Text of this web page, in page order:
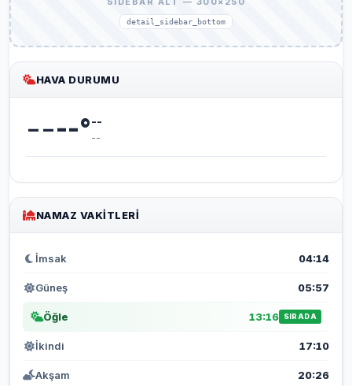
detail_sidebar_bottom
HAVA DURUMU
----°--
--
NAMAZ VAKITLERI
İmsak 04:14
Güneş 05:57
Öğle 13:16 SIRADA
İkindi 17:10
Akşam 20:26